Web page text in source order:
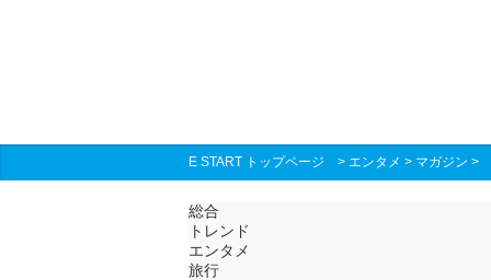
E START トップページ > エンタメ > マガジン >
総合
トレンド
エンタメ
旅行